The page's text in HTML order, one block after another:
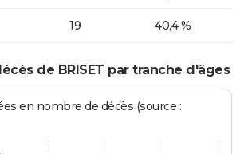
19 40,4 %
de BRISET par tranche d'âges
en nombre de décès (source :